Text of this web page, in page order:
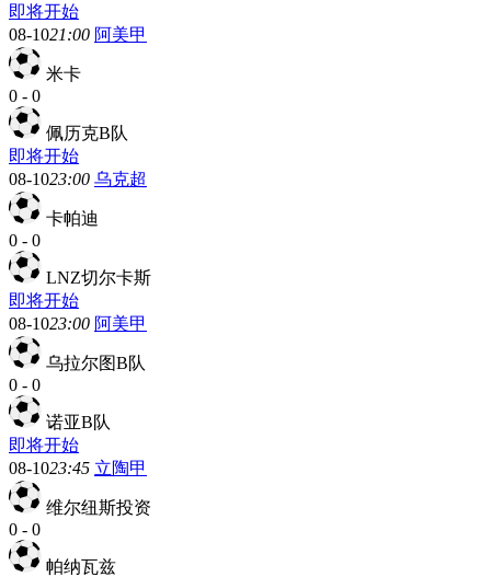
即将开始
08-1021:00 阿美甲
米卡
0 - 0
佩历克B队
即将开始
08-1023:00 乌克超
卡帕迪
0 - 0
LNZ切尔卡斯
即将开始
08-1023:00 阿美甲
乌拉尔图B队
0 - 0
诺亚B队
即将开始
08-1023:45 立陶甲
维尔纽斯投资
0 - 0
帕纳瓦兹